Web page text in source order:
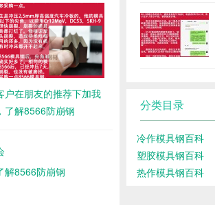
户在朋友的推荐下加我
了解8566防崩钢
解8566防崩钢
分类目录
冷作模具钢百科
塑胶模具钢百科
热作模具钢百科